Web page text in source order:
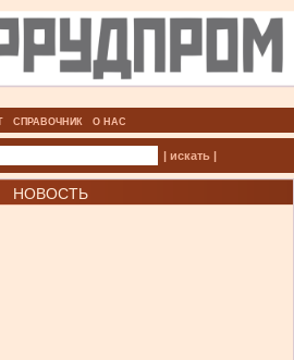
СПРАВОЧНИК О НАС
| искать |
НОВОСТЬ